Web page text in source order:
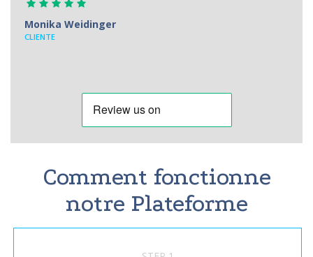
Monika Weidinger
CLIENTE
Comment fonctionne
notre Plateforme